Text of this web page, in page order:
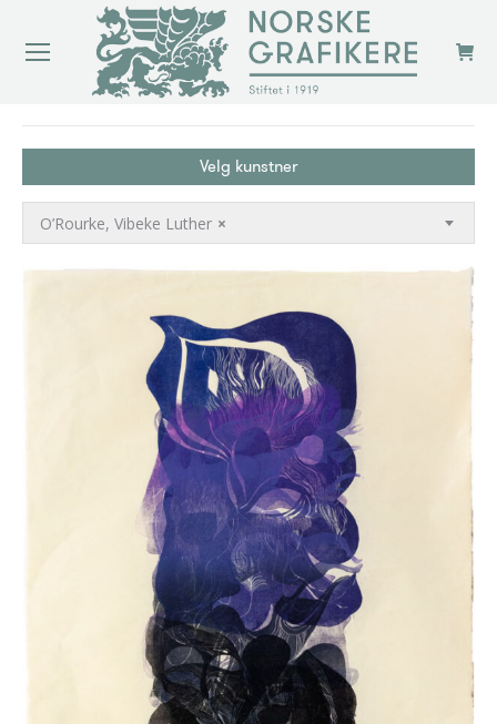
Velg kunstner
×
O’Rourke, Vibeke Luther